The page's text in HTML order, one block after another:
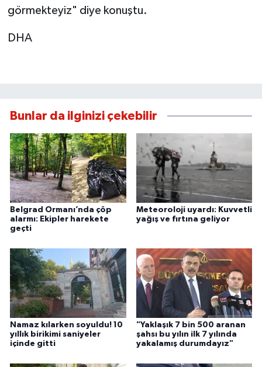
görmekteyiz" diye konuştu.
DHA
Bunlar da ilginizi çekebilir
Belgrad Ormanı’nda çöp
alarmı: Ekipler harekete
geçti
Meteoroloji uyardı: Kuvvetli
yağış ve fırtına geliyor
Namaz kılarken soyuldu! 10
yıllık birikimi saniyeler
içinde gitti
"Yaklaşık 7 bin 500 aranan
şahsı bu yılın ilk 7 yılında
yakalamış durumdayız"